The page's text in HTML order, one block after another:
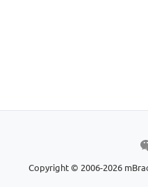
Copyright © 2006-2026